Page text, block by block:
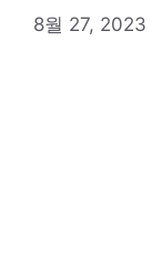
8월 27, 2023